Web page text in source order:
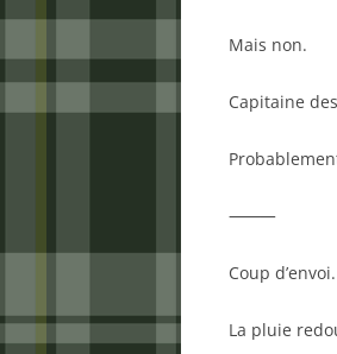
Mais non.
Capitaine
⸻
Coup d’envoi.
La pluie